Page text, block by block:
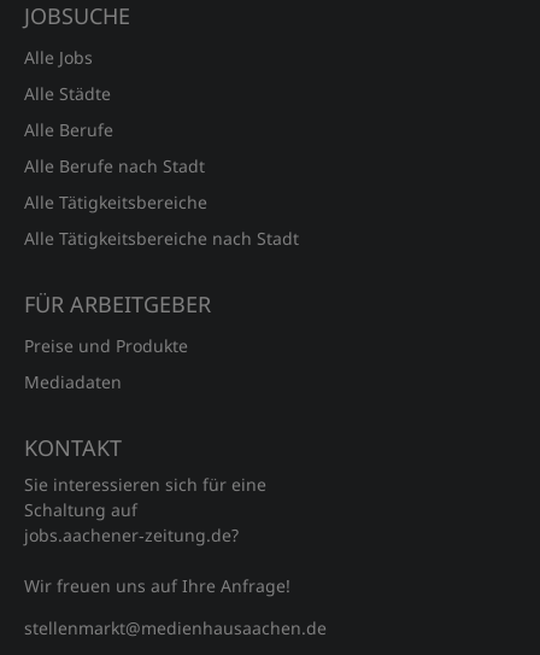
JOBSUCHE
Alle Jobs
Alle Städte
Alle Berufe
Alle Berufe nach Stadt
Alle Tätigkeitsbereiche
Alle Tätigkeitsbereiche nach Stadt
FÜR ARBEITGEBER
Preise und Produkte
Mediadaten
KONTAKT
Sie interessieren sich für eine
Schaltung auf
jobs.aachener‑zeitung.de?
Wir freuen uns auf Ihre Anfrage!
stellenmarkt@medienhausaachen.de